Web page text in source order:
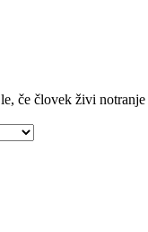
če človek živi